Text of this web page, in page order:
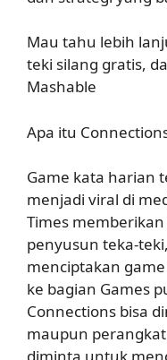
Mau tahu lebih
teki silang gratis,
Mashable
Apa itu
Game kata harian
menjadi viral di
Times
penyusun teka-
menciptakan
ke bagian Games
Connections bisa
maupun